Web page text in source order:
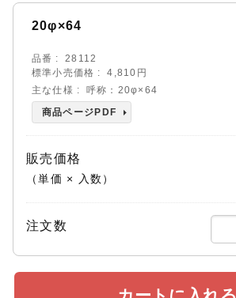
20φ×64
品番
28112
標準小売価格
4,810円
主な仕様
呼称：20φ×64
商品ページPDF
販売価格
（単価 × 入数）
注文数